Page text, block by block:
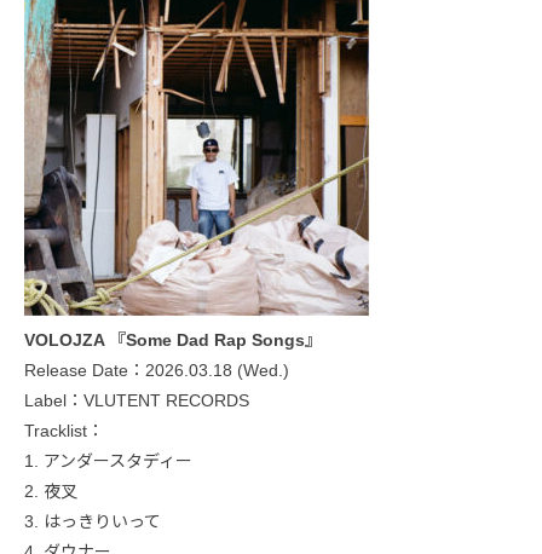
VOLOJZA 『Some Dad Rap Songs』
Release Date：2026.03.18 (Wed.)
Label：VLUTENT RECORDS
Tracklist：
1. アンダースタディー
2. 夜叉
3. はっきりいって